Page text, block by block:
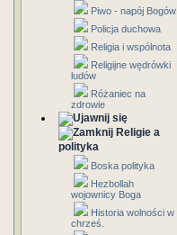
Piwo - napój Bogów
Policja duchowa
Religia i wspólnota
Religijne wędrówki
ludów
Różaniec na
zdrowie
Religie a
polityka
Boska polityka
Hezbollah
wojownicy Boga
Historia wolności w
chrześ.